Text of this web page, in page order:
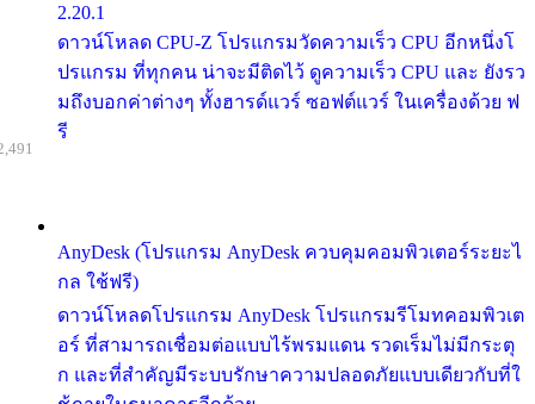
2.20.1
ดาวน์โหลด CPU-Z โปรแกรมวัดความเร็ว CPU อีกหนึ่งโ
ปรแกรม ที่ทุกคน น่าจะมีติดไว้ ดูความเร็ว CPU และ ยังรว
มถึงบอกค่าต่างๆ ทั้งฮารด์แวร์ ซอฟต์แวร์ ในเครื่องด้วย ฟ
รี
AnyDesk (โปรแกรม AnyDesk ควบคุมคอมพิวเตอร์ระยะไ
กล ใช้ฟรี)
ดาวน์โหลดโปรแกรม AnyDesk โปรแกรมรีโมทคอมพิวเต
อร์ ที่สามารถเชื่อมต่อแบบไร้พรมแดน รวดเร็มไม่มีกระตุ
ก และที่สำคัญมีระบบรักษาความปลอดภัยแบบเดียวกับที่ใ